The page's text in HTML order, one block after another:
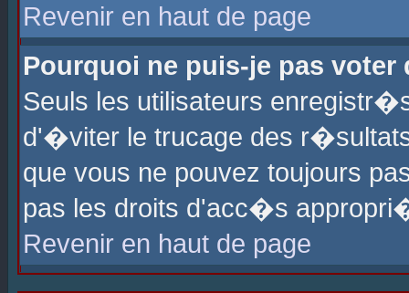
Revenir en haut de page
Pourquoi ne puis-je pas voter
Seuls les utilisateurs
d'�viter le trucage des
que vous ne pouvez toujours
pas les droits d'acc�s
Revenir en haut de page